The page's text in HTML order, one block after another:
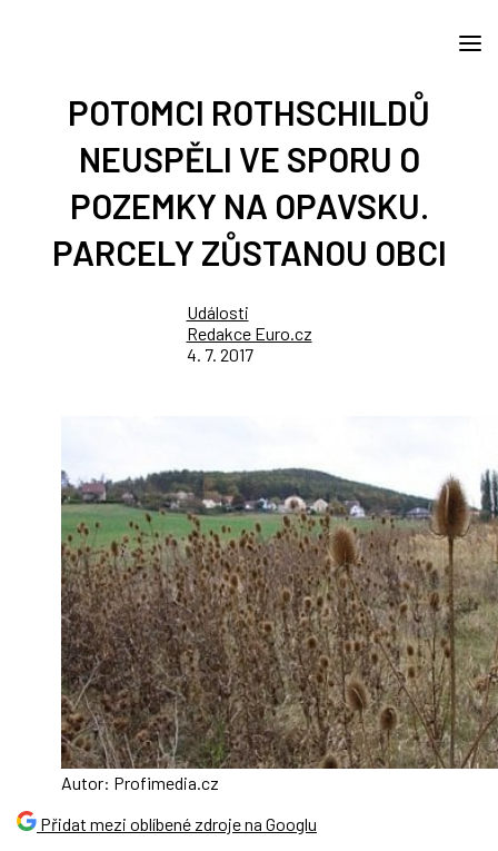
POTOMCI ROTHSCHILDŮ
NEUSPĚLI VE SPORU O
POZEMKY NA OPAVSKU.
PARCELY ZŮSTANOU OBCI
Události
Redakce Euro.cz
4. 7. 2017
Autor: Profimedia.cz
Přidat mezi oblíbené zdroje na Googlu